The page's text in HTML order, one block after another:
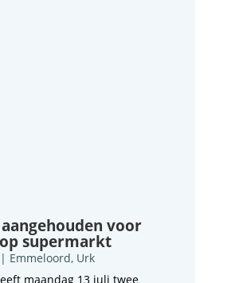
voor
supermarkt
Emmeloord, Urk
maandag 13 juli twee